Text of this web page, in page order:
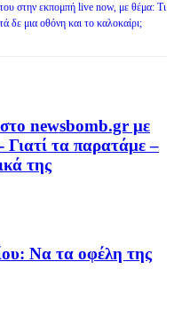
στην εκπομπή live now, με θέμα: Τι
δε μια οθόνη και το καλοκαίρι;
newsbomb.gr με
Γιατί τα παρατάμε –
της
Να τα οφέλη της